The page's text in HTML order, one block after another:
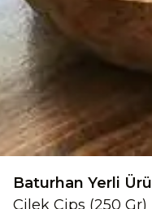
Baturhan Yerli
Çilek Cips (250 Gr)